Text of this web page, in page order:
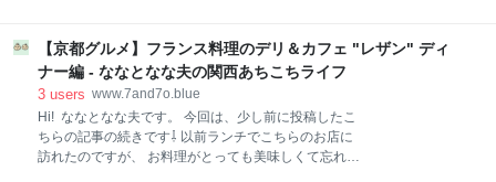
レートを使用されているので、甘すぎなくて美味しい
♡ 珈琲とも相性抜群でした！ 苺と宇治抹茶のダック
の森 花柄包装紙館 サイロ表紙絵館 六’ Cafe (ロッカフ
ェ) チョコレートケーキ・マルセイバターサンド・紅
茶・コーヒー 元祖 豚丼のぱんちょう 豚丼 ¥930〜
¥1,330 スケジュール 釧路から⇩ 釧路和商市場 六花の
森 豚丼 札幌市へ 釧路和商市場 自分の好きな海鮮を選
んで海鮮丼を作れる勝手丼で有名な市場です。 勝手丼
【京都グルメ】フランス料理のデリ＆カフェ "レザン" ディ
ナー編 - ななとなな夫の関西あちこちライフ
3 users www.7and7o.blue
Hi! ななとなな夫です。 今回は、少し前に投稿したこ
ちらの記事の続きです⇩ 以前ランチでこちらのお店に
訪れたのですが、 お料理がとっても美味しくて忘れら